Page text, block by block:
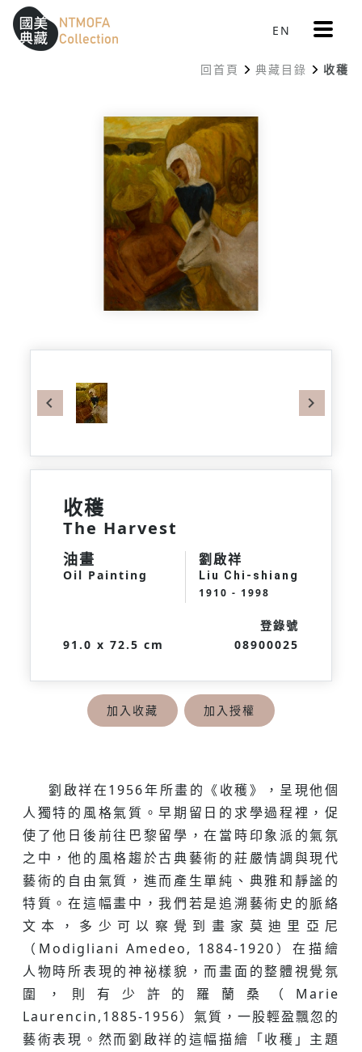
跳到中間主要內容區
網站導覽
::: EN 更
多
單
回首頁 典藏目錄 收穫
Previous
收穫
The Harvest
油畫
Oil Painting
劉啟祥
Liu Chi-shiang
1910 - 1998
91.0 x 72.5 cm
登錄號
08900025
加入收藏 加入授權
劉啟祥在1956年所畫的《收穫》，呈現他個
人獨特的風格氣質。早期留日的求學過程裡，促
使了他日後前往巴黎留學，在當時印象派的氣氛
之中，他的風格趨於古典藝術的莊嚴情調與現代
藝術的自由氣質，進而產生單純、典雅和靜謐的
特質。在這幅畫中，我們若是追溯藝術史的脈絡
文本，多少可以察覺到畫家莫迪里亞尼
（Modigliani Amedeo, 1884-1920）在描繪
人物時所表現的神祕樣貌，而畫面的整體視覺氛
圍，則有少許的羅蘭桑（Marie
Laurencin,1885-1956）氣質，一股輕盈飄忽的
藝術表現。然而劉啟祥的這幅描繪「收穫」主題